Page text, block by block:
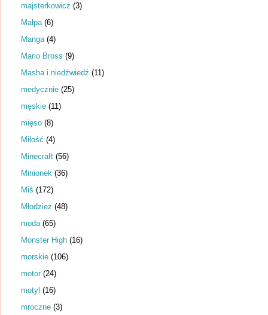
majsterkowicz (3)
Małpa (6)
Manga (4)
Mario Bross (9)
Masha i niedźwiedź (11)
medycznie (25)
męskie (11)
mięso (8)
Miłość (4)
Minecraft (56)
Minionek (36)
Miś (172)
Młodzież (48)
moda (65)
Monster High (16)
morskie (106)
motor (24)
motyl (16)
mroczne (3)